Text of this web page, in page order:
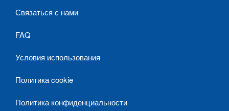
Связаться с нами
FAQ
Условия использования
Политика cookie
Политика конфиденциальности